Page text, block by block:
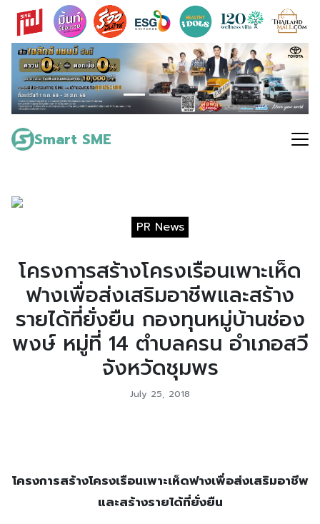
Skip
content
Smart SME
Search
for:
PR News
โครงการสร้างโครงเรือนเพาะเห็ด
ฟางเพื่อส่งเสริมอาชีพและสร้าง
รายได้ที่ยั่งยืน กองทุนหมู่บ้านช่อง
พงษ์ หมู่ที่ 14 ตำบลครน อำเภอสวี
จังหวัดชุมพร
July 25, 2018
โครงการสร้างโครงเรือนเพาะเห็ดฟางเพื่อส่งเสริมอาชีพ
และสร้างรายได้ที่ยั่งยืน